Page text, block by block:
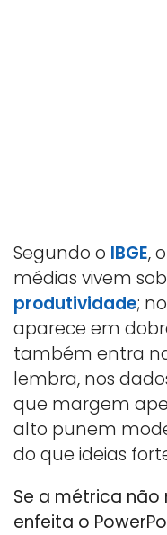
Segundo o IBGE,
médias vivem
produtividade;
aparece em
também entra
lembra, nos
que margem
alto punem
do que ideias
Se a métrica
enfeita o